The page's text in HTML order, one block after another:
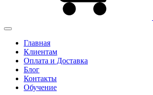
Главная
Клиентам
Оплата и Доставка
Блог
Контакты
Обучение